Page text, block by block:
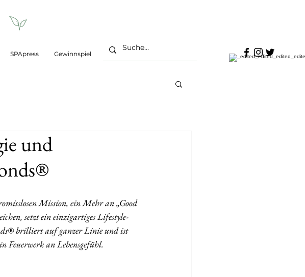
SPApress Gewinnspiel
und
Mission, ein Mehr an „Good
setzt ein einzigartiges Lifestyle-
brilliert auf ganzer Linie und ist
Feuerwerk an Lebensgefühl.